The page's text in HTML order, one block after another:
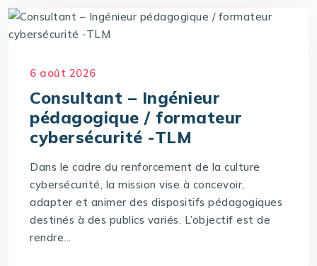
6 août 2026
Consultant – Ingénieur
pédagogique / formateur
cybersécurité -TLM
Dans le cadre du renforcement de la culture
cybersécurité, la mission vise à concevoir,
adapter et animer des dispositifs pédagogiques
destinés à des publics variés. L’objectif est de
rendre...